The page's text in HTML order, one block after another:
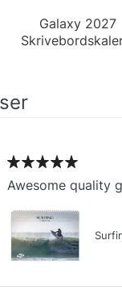
Galaxy 2027
Awesome quality